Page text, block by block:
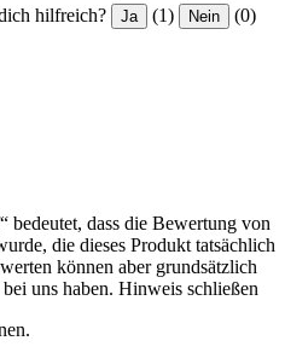
hilfreich? Ja (1) Nein (0)
bedeutet, dass die Bewertung von
die dieses Produkt tatsächlich
können aber grundsätzlich
uns haben. Hinweis schließen